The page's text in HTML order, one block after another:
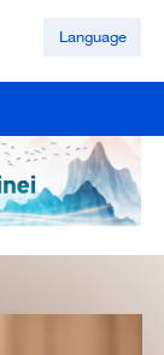
Language